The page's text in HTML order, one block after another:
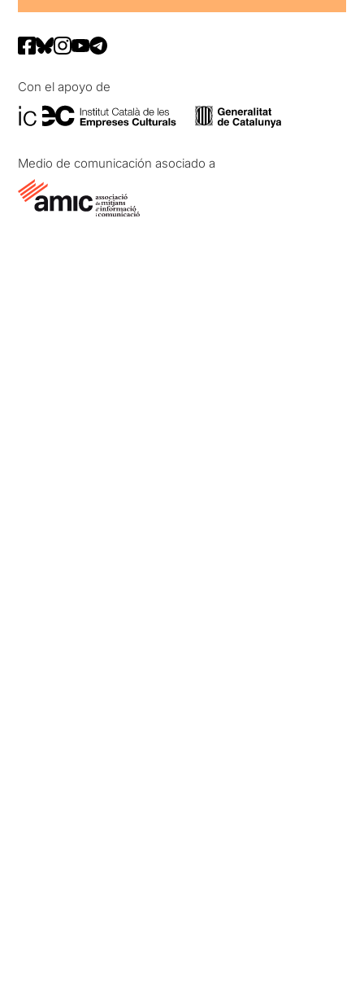
Con el apoyo de
Medio de comunicación asociado a